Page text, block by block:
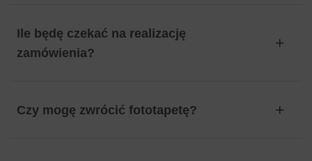
Ile będę czekać na realizację
zamówienia?
Czy mogę zwrócić fototapetę?